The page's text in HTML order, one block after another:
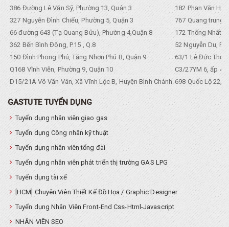
386 Đường Lê Văn Sỹ, Phường 13, Quận 3
182 Phan Văn
327 Nguyễn Đình Chiểu, Phường 5, Quận 3
767 Quang trung,
66 đường 643 (Tạ Quang Bửu), Phường 4,Quận 8
172 Thống Nhất.
362 Bến Bình Đông, P.15 , Q.8
52 Nguyễn Du,
150 Đình Phong Phú, Tăng Nhơn Phú B, Quận 9
63/1 Lê Đức Thọ,
Q168 Vĩnh Viễn, Phường 9, Quận 10
C3/27YM 6, ấp 4,
D15/21A Võ Văn Vân, Xã Vĩnh Lộc B, Huyện Bình Chánh 698 Quốc Lộ 22,
GASTUTE TUYỂN DỤNG
Tuyển dụng nhân viên giao gas
Tuyển dụng Công nhân kỹ thuật
Tuyển dụng nhân viên tổng đài
Tuyển dụng nhân viên phát triển thị trường GAS LPG
Tuyển dụng tài xế
[HCM] Chuyên Viên Thiết Kế Đồ Họa / Graphic Designer
Tuyển dụng Nhân Viên Front-End Css-Html-Javascript
NHÂN VIÊN SEO